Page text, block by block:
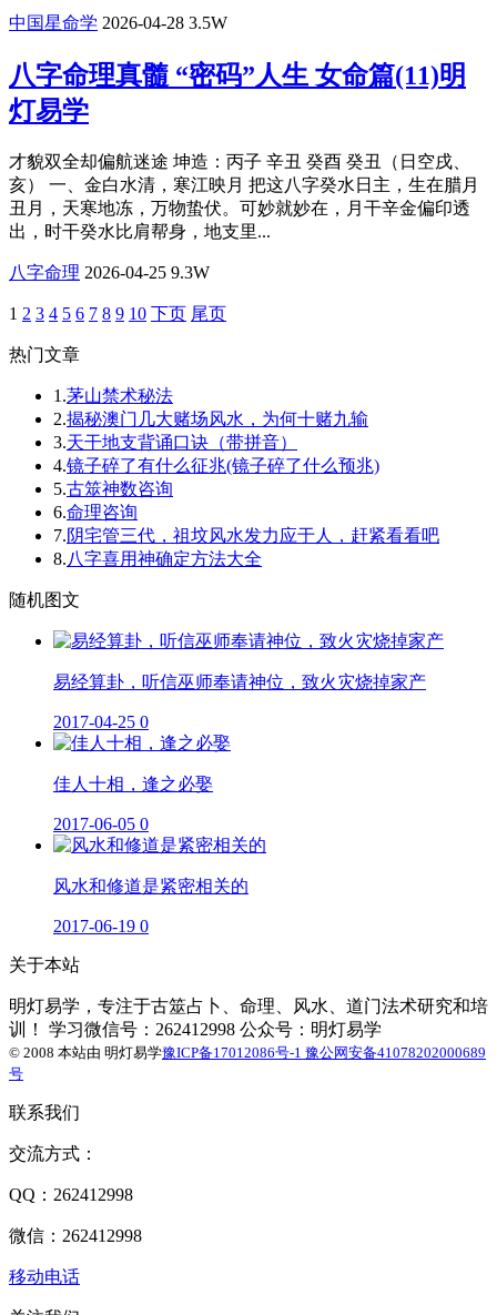
中国星命学 2026-04-28 3.5W
八字命理真髓 “密码”人生 女命篇(11)明
灯易学
才貌双全却偏航迷途 坤造：丙子 辛丑 癸酉 癸丑（日空戌、
亥） 一、金白水清，寒江映月 把这八字癸水日主，生在腊月
丑月，天寒地冻，万物蛰伏。可妙就妙在，月干辛金偏印透
出，时干癸水比肩帮身，地支里...
八字命理 2026-04-25 9.3W
1 2 3 4 5 6 7 8 9 10 下页 尾页
热门文章
1.茅山禁术秘法
2.揭秘澳门几大赌场风水，为何十赌九输
3.天干地支背诵口诀（带拼音）
4.镜子碎了有什么征兆(镜子碎了什么预兆)
5.古筮神数咨询
6.命理咨询
7.阴宅管三代，祖坟风水发力应于人，赶紧看看吧
8.八字喜用神确定方法大全
随机图文
易经算卦，听信巫师奉请神位，致火灾烧掉家产
2017-04-25 0
佳人十相，逢之必娶
2017-06-05 0
风水和修道是紧密相关的
2017-06-19 0
关于本站
明灯易学，专注于古筮占卜、命理、风水、道门法术研究和培
训！ 学习微信号：262412998 公众号：明灯易学
© 2008 本站由 明灯易学豫ICP备17012086号-1 豫公网安备41078202000689
号
联系我们
交流方式：
QQ：262412998
微信：262412998
移动电话